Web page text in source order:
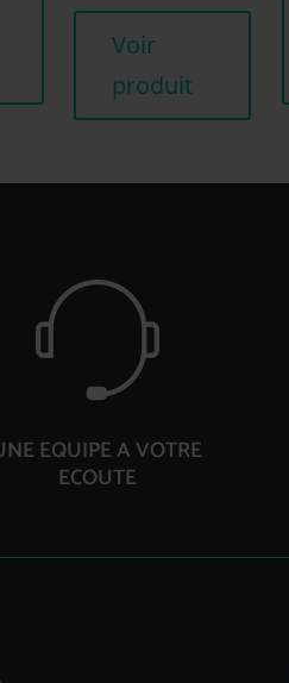
Voir
produit
EQUIPE A VOTRE
ECOUTE